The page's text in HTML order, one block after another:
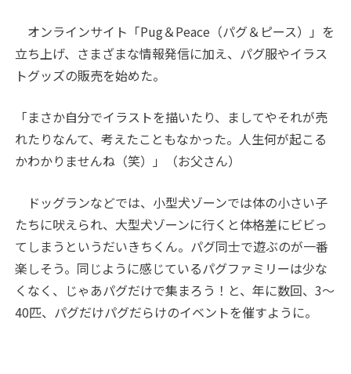
オンラインサイト「Pug＆Peace（パグ＆ピース）」を
立ち上げ、さまざまな情報発信に加え、パグ服やイラス
トグッズの販売を始めた。
「まさか自分でイラストを描いたり、ましてやそれが売
れたりなんて、考えたこともなかった。人生何が起こる
かわかりませんね（笑）」（お父さん）
ドッグランなどでは、小型犬ゾーンでは体の小さい子
たちに吠えられ、大型犬ゾーンに行くと体格差にビビっ
てしまうというだいきちくん。パグ同士で遊ぶのが一番
楽しそう。同じように感じているパグファミリーは少な
くなく、じゃあパグだけで集まろう！と、年に数回、3～
40匹、パグだけパグだらけのイベントを催すように。